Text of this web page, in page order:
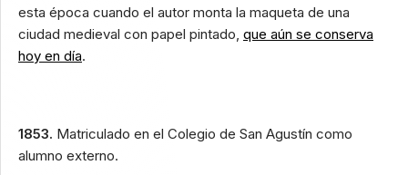
esta época cuando el autor monta la maqueta de una
ciudad medieval con papel pintado, que aún se conserva
hoy en día.
1853. Matriculado en el Colegio de San Agustín como
alumno externo.